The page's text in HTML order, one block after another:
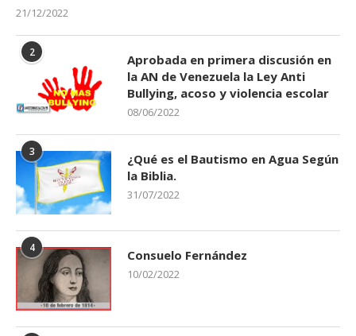
21/12/2022
2
Aprobada en primera discusión en
la AN de Venezuela la Ley Anti
Bullying, acoso y violencia escolar
08/06/2022
3
¿Qué es el Bautismo en Agua Según
la Biblia.
31/07/2022
4 Consuelo Fernández
10/02/2022